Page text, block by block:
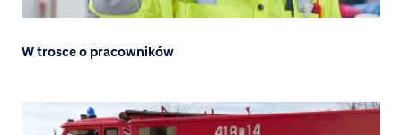
W trosce o pracowników